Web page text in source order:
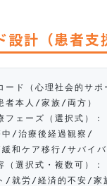
設計（患者支
ード（心理社会的サポ
者本人/家族/両方）
フェーズ（選択式）：
/治療後経過観察/
和ケア移行/サバイ
（選択式・複数可）：
/就労/経済的不安/家